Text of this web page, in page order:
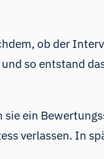
ob der
so entstand
ein
verlassen. In